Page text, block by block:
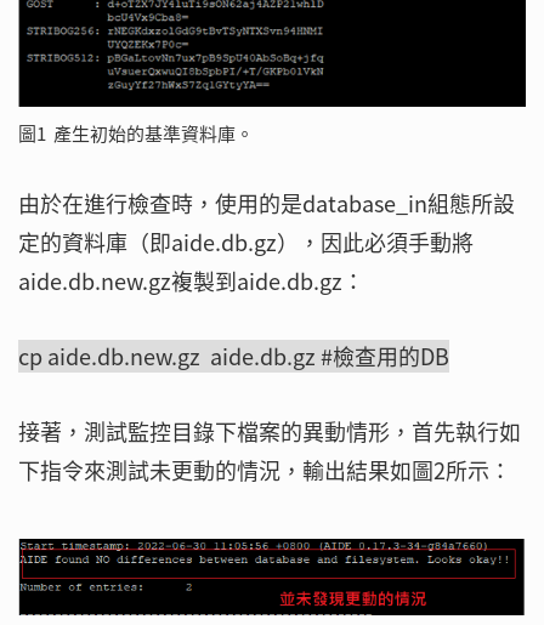
圖1 產生初始的基準資料庫。
由於在進行檢查時，使用的是database_in組態所設
定的資料庫（即aide.db.gz），因此必須手動將
aide.db.new.gz複製到aide.db.gz：
cp aide.db.new.gz aide.db.gz #檢查用的DB
接著，測試監控目錄下檔案的異動情形，首先執行如
下指令來測試未更動的情況，輸出結果如圖2所示：